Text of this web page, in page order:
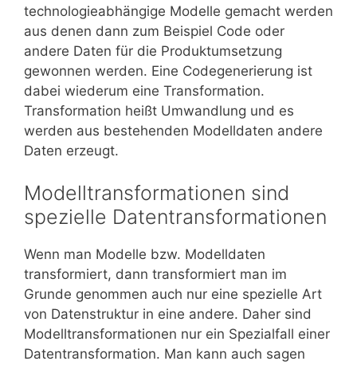
technologieabhängige Modelle gemacht werden
aus denen dann zum Beispiel Code oder
andere Daten für die Produktumsetzung
gewonnen werden. Eine Codegenerierung ist
dabei wiederum eine Transformation.
Transformation heißt Umwandlung und es
werden aus bestehenden Modelldaten andere
Daten erzeugt.
Modelltransformationen sind
spezielle Datentransformationen
Wenn man Modelle bzw. Modelldaten
transformiert, dann transformiert man im
Grunde genommen auch nur eine spezielle Art
von Datenstruktur in eine andere. Daher sind
Modelltransformationen nur ein Spezialfall einer
Datentransformation. Man kann auch sagen